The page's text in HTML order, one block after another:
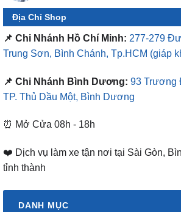
Địa Chỉ Shop
📌 Chi Nhánh Hồ Chí Minh: 277-279
Trung Sơn, Bình Chánh, Tp.HCM (giáp
📌 Chi Nhánh Bình Dương: 93 Trương
TP. Thủ Dầu Một, Bình Dương
⏰ Mở Cửa 08h - 18h
❤️ Dịch vụ làm xe tận nơi tại Sài Gòn,
tỉnh thành
DANH MỤC